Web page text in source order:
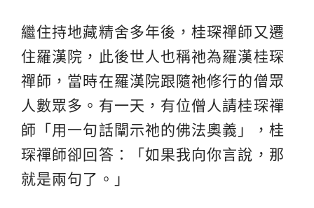
繼住持地藏精舍多年後，桂琛禪師又遷
住羅漢院，此後世人也稱祂為羅漢桂琛
禪師，當時在羅漢院跟隨祂修行的僧眾
人數眾多。有一天，有位僧人請桂琛禪
師「用一句話闡示祂的佛法奧義」，桂
琛禪師卻回答：「如果我向你言說，那
就是兩句了。」